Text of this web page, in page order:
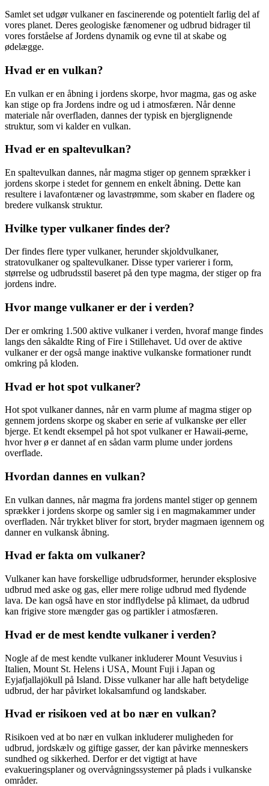
Samlet set udgør vulkaner en fascinerende og potentielt farlig del af
vores planet. Deres geologiske fænomener og udbrud bidrager til
vores forståelse af Jordens dynamik og evne til at skabe og
ødelægge.
Hvad er en vulkan?
En vulkan er en åbning i jordens skorpe, hvor magma, gas og aske
kan stige op fra Jordens indre og ud i atmosfæren. Når denne
materiale når overfladen, dannes der typisk en bjerglignende
struktur, som vi kalder en vulkan.
Hvad er en spaltevulkan?
En spaltevulkan dannes, når magma stiger op gennem sprækker i
jordens skorpe i stedet for gennem en enkelt åbning. Dette kan
resultere i lavafontæner og lavastrømme, som skaber en fladere og
bredere vulkansk struktur.
Hvilke typer vulkaner findes der?
Der findes flere typer vulkaner, herunder skjoldvulkaner,
stratovulkaner og spaltevulkaner. Disse typer varierer i form,
størrelse og udbrudsstil baseret på den type magma, der stiger op fra
jordens indre.
Hvor mange vulkaner er der i verden?
Der er omkring 1.500 aktive vulkaner i verden, hvoraf mange findes
langs den såkaldte Ring of Fire i Stillehavet. Ud over de aktive
vulkaner er der også mange inaktive vulkanske formationer rundt
omkring på kloden.
Hvad er hot spot vulkaner?
Hot spot vulkaner dannes, når en varm plume af magma stiger op
gennem jordens skorpe og skaber en serie af vulkanske øer eller
bjerge. Et kendt eksempel på hot spot vulkaner er Hawaii-øerne,
hvor hver ø er dannet af en sådan varm plume under jordens
overflade.
Hvordan dannes en vulkan?
En vulkan dannes, når magma fra jordens mantel stiger op gennem
sprækker i jordens skorpe og samler sig i en magmakammer under
overfladen. Når trykket bliver for stort, bryder magmaen igennem og
danner en vulkansk åbning.
Hvad er fakta om vulkaner?
Vulkaner kan have forskellige udbrudsformer, herunder eksplosive
udbrud med aske og gas, eller mere rolige udbrud med flydende
lava. De kan også have en stor indflydelse på klimaet, da udbrud
kan frigive store mængder gas og partikler i atmosfæren.
Hvad er de mest kendte vulkaner i verden?
Nogle af de mest kendte vulkaner inkluderer Mount Vesuvius i
Italien, Mount St. Helens i USA, Mount Fuji i Japan og
Eyjafjallajökull på Island. Disse vulkaner har alle haft betydelige
udbrud, der har påvirket lokalsamfund og landskaber.
Hvad er risikoen ved at bo nær en vulkan?
Risikoen ved at bo nær en vulkan inkluderer muligheden for
udbrud, jordskælv og giftige gasser, der kan påvirke menneskers
sundhed og sikkerhed. Derfor er det vigtigt at have
evakueringsplaner og overvågningssystemer på plads i vulkanske
områder.